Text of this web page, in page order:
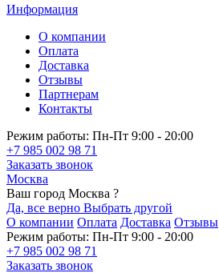
Информация
О компании
Оплата
Доставка
Отзывы
Партнерам
Контакты
Режим работы: Пн-Пт 9:00 - 20:00
+7 985 002 98 71
Заказать звонок
Москва
Ваш город Москва ?
Да, все верно Выбрать другой
О компании Оплата Доставка Отзывы
Режим работы: Пн-Пт 9:00 - 20:00
+7 985 002 98 71
Заказать звонок